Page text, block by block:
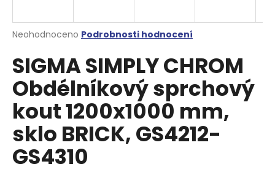
Průměrné
produktu
je
0,0
z
5
hvězdiček.
Neohodnoceno Podrobnosti hodnocení
SIGMA SIMPLY CHROM
Obdélníkový sprchový
kout 1200x1000 mm,
sklo BRICK, GS4212-
GS4310
j
t
?
HLEDAT